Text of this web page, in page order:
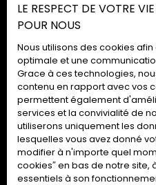
Politique de confidentialité
Gérer les cookies
Propulsé par
02 52 09 72
LE RESPECT DE VOTRE
POUR NOUS
Nous utilisons des cookies
optimale et une
Grace à ces technologies,
contenu en rapport avec vos
permettent également
services et la convivialité de
utiliserons uniquement les
lesquelles vous avez donné
modifier à n'importe quel
cookies″ en bas de notre site,
essentiels à son